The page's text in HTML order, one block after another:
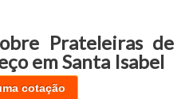
Prateleiras de
em Santa Isabel
cotação